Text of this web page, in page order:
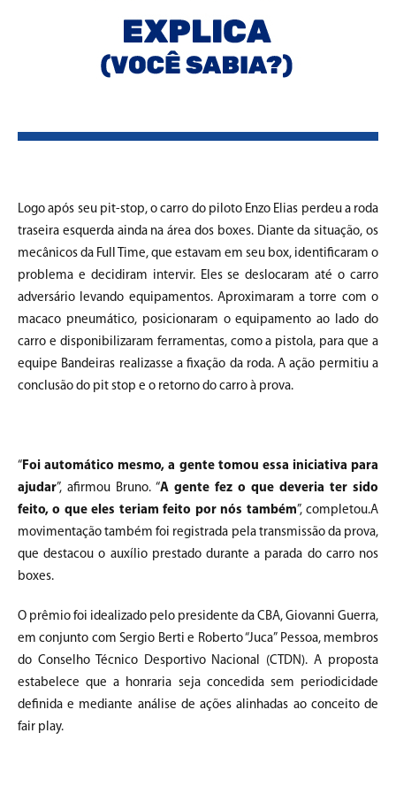
Logo após seu pit-stop, o carro do piloto Enzo Elias perdeu a roda
traseira esquerda ainda na área dos boxes. Diante da situação, os
mecânicos da Full Time, que estavam em seu box, identificaram o
problema e decidiram intervir. Eles se deslocaram até o carro
adversário levando equipamentos. Aproximaram a torre com o
macaco pneumático, posicionaram o equipamento ao lado do
carro e disponibilizaram ferramentas, como a pistola, para que a
equipe Bandeiras realizasse a fixação da roda. A ação permitiu a
conclusão do pit stop e o retorno do carro à prova.
“Foi automático mesmo, a gente tomou essa iniciativa para
ajudar”, afirmou Bruno. “A gente fez o que deveria ter sido
feito, o que eles teriam feito por nós também”, completou.A
movimentação também foi registrada pela transmissão da prova,
que destacou o auxílio prestado durante a parada do carro nos
boxes.
O prêmio foi idealizado pelo presidente da CBA, Giovanni Guerra,
em conjunto com Sergio Berti e Roberto “Juca” Pessoa, membros
do Conselho Técnico Desportivo Nacional (CTDN). A proposta
estabelece que a honraria seja concedida sem periodicidade
definida e mediante análise de ações alinhadas ao conceito de
fair play.